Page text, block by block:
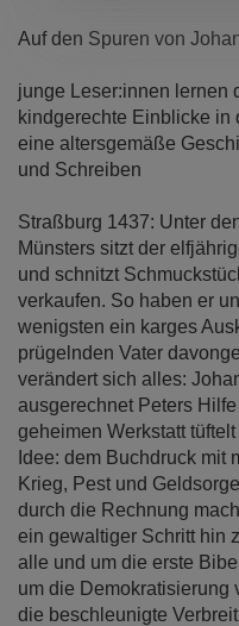
Auf den Spuren von
junge Leser:innen lernen
kindgerechte Einblicke in
eine altersgemäße
und Schreiben
Straßburg 1437: Unter
Münsters sitzt der
und schnitzt
verkaufen. So haben er
wenigsten ein karges
prügelnden Vater
verändert sich alles:
ausgerechnet Peters
geheimen Werkstatt
Idee: dem Buchdruck mit
Krieg, Pest und
durch die Rechnung
ein gewaltiger Schritt hin
alle und um die erste
um die Demokratisierung
die beschleunigte